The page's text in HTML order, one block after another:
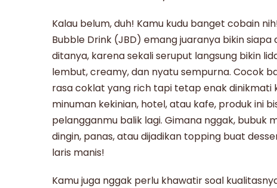
Kalau belum, duh! Kamu kudu banget cobain
Bubble Drink (JBD) emang juaranya bikin siapa
ditanya, karena sekali seruput langsung bikin
lembut, creamy, dan nyatu sempurna. Cocok
rasa coklat yang rich tapi tetap enak dinikmati
minuman kekinian, hotel, atau kafe, produk ini
pelangganmu balik lagi. Gimana nggak, bubuk
dingin, panas, atau dijadikan topping buat
laris manis!
Kamu juga nggak perlu khawatir soal